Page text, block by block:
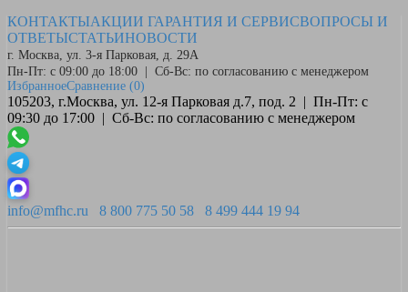
КОНТАКТЫАКЦИИ ГАРАНТИЯ И СЕРВИСВОПРОСЫ И
ОТВЕТЫСТАТЬИНОВОСТИ
г. Москва, ул. 3-я Парковая, д. 29А
Пн-Пт: с 09:00 до 18:00 | Сб-Вс: по согласованию с менеджером
ИзбранноеСравнение (0)
105203, г.Москва, ул. 12-я Парковая д.7, под. 2 | Пн-Пт: с
09:30 до 17:00 | Сб-Вс: по согласованию с менеджером
info@mfhc.ru 8 800 775 50 58 8 499 444 19 94